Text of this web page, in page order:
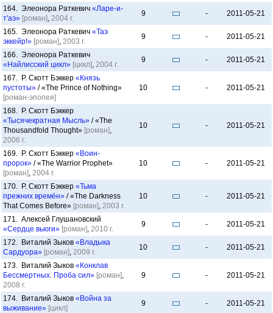
164. Элеонора Раткевич «Ларе-и-
т'аэ» [роман], 2004 г.
9 - 2011-05-21
165. Элеонора Раткевич «Таэ
эккейр!» [роман], 2003 г.
9 - 2011-05-21
166. Элеонора Раткевич
«Найлисский цикл» [цикл], 2004 г.
9 - 2011-05-21
167. Р. Скотт Бэккер «Князь
пустоты» / «The Prince of Nothing»
[роман-эпопея]
10 - 2011-05-21
168. Р. Скотт Бэккер
«Тысячекратная Мысль» / «The
Thousandfold Thought» [роман],
2006 г.
10 - 2011-05-21
169. Р. Скотт Бэккер «Воин-
пророк» / «The Warrior Prophet»
[роман], 2004 г.
10 - 2011-05-21
170. Р. Скотт Бэккер «Тьма
прежних времён» / «The Darkness
That Comes Before» [роман], 2003 г.
10 - 2011-05-21
171. Алексей Глушановский
«Сердце вьюги» [роман], 2010 г.
9 - 2011-05-21
172. Виталий Зыков «Владыка
Сардуора» [роман], 2009 г.
10 - 2011-05-21
173. Виталий Зыков «Конклав
Бессмертных. Проба сил» [роман],
2008 г.
9 - 2011-05-21
174. Виталий Зыков «Война за
выживание» [цикл]
9 - 2011-05-21